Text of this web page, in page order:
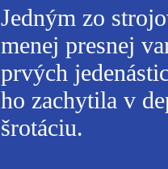
Jedným zo
menej presnej
prvých
ho zachytila v
šrotáciu.